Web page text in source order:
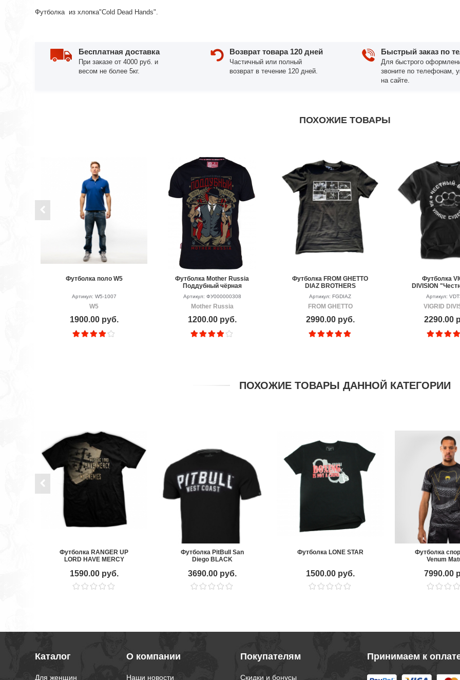
Футболка из хлопка"Cold Dead Hands".
Бесплатная доставка
При заказе от 4000 руб. и
весом не более 5кг.
Возврат товара 120 дней
Частичный или полный
возврат в течение 120 дней.
Быстрый заказ по
Для быстрого
звоните по телефонам,
на сайте.
ПОХОЖИЕ ТОВАРЫ
Футболка поло W5
Артикул: W5-1007
W5
1900.00 руб.
Футболка Mother Russia
Поддубный чёрная
Артикул: ФУ000000308
Mother Russia
1200.00 руб.
Футболка FROM GHETTO
DIAZ BROTHERS
Артикул: FGDIAZ
FROM GHETTO
2990.00 руб.
Футболка
DIVISION
Артикул:
VIGRID
2290.00
ПОХОЖИЕ ТОВАРЫ ДАННОЙ КАТЕГОРИИ
Футболка RANGER UP
LORD HAVE MERCY
1590.00 руб.
Футболка PitBull San
Diego BLACK
3690.00 руб.
Футболка LONE STAR
1500.00 руб.
Футболка
Venum
7990.00
Каталог
Для женщин
О компании
Наши новости
Покупателям
Скидки и бонусы
Принимаем к